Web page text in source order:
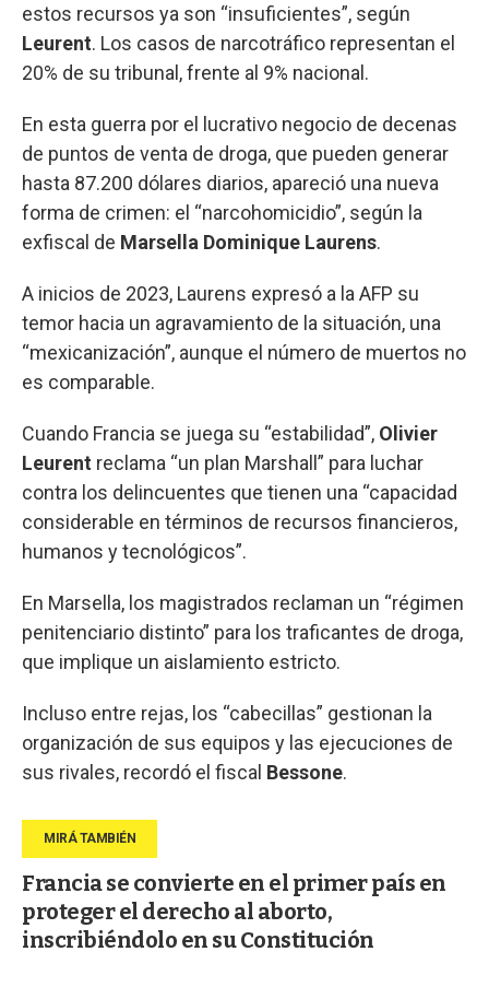
estos recursos ya son “insuficientes”, según
Leurent. Los casos de narcotráfico representan el
20% de su tribunal, frente al 9% nacional.
En esta guerra por el lucrativo negocio de decenas
de puntos de venta de droga, que pueden generar
hasta 87.200 dólares diarios, apareció una nueva
forma de crimen: el “narcohomicidio”, según la
exfiscal de Marsella Dominique Laurens.
A inicios de 2023, Laurens expresó a la AFP su
temor hacia un agravamiento de la situación, una
“mexicanización”, aunque el número de muertos no
es comparable.
Cuando Francia se juega su “estabilidad”, Olivier
Leurent reclama “un plan Marshall” para luchar
contra los delincuentes que tienen una “capacidad
considerable en términos de recursos financieros,
humanos y tecnológicos”.
En Marsella, los magistrados reclaman un “régimen
penitenciario distinto” para los traficantes de droga,
que implique un aislamiento estricto.
Incluso entre rejas, los “cabecillas” gestionan la
organización de sus equipos y las ejecuciones de
sus rivales, recordó el fiscal Bessone.
Francia se convierte en el primer país en
proteger el derecho al aborto,
inscribiéndolo en su Constitución